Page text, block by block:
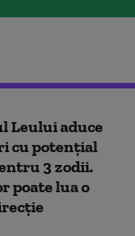
Leului aduce
cu potențial
3 zodii.
poate lua o